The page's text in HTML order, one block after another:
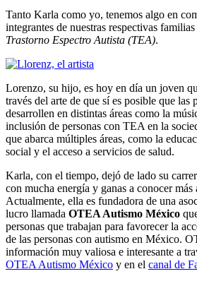
Tanto Karla como yo, tenemos algo en
integrantes de nuestras respectivas
Trastorno Espectro Autista (TEA).
Lorenzo, su hijo, es hoy en día un joven
través del arte de que sí es posible que las
desarrollen en distintas áreas como la
inclusión de personas con TEA en la
que abarca múltiples áreas, como la
social y el acceso a servicios de salud.
Karla, con el tiempo, dejó de lado su
con mucha energía y ganas a conocer
Actualmente, ella es fundadora de una
lucro llamada OTEA Autismo México
personas que trabajan para favorecer la
de las personas con autismo en México.
información muy valiosa e interesante a
OTEA Autismo México y en el canal de